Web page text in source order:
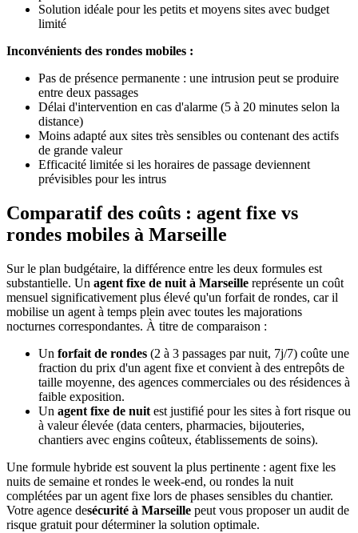
Solution idéale pour les petits et moyens sites avec budget
limité
Inconvénients des rondes mobiles :
Pas de présence permanente : une intrusion peut se produire
entre deux passages
Délai d'intervention en cas d'alarme (5 à 20 minutes selon la
distance)
Moins adapté aux sites très sensibles ou contenant des actifs
de grande valeur
Efficacité limitée si les horaires de passage deviennent
prévisibles pour les intrus
Comparatif des coûts : agent fixe vs
rondes mobiles à Marseille
Sur le plan budgétaire, la différence entre les deux formules est
substantielle. Un agent fixe de nuit à Marseille représente un coût
mensuel significativement plus élevé qu'un forfait de rondes, car il
mobilise un agent à temps plein avec toutes les majorations
nocturnes correspondantes. À titre de comparaison :
Un forfait de rondes (2 à 3 passages par nuit, 7j/7) coûte une
fraction du prix d'un agent fixe et convient à des entrepôts de
taille moyenne, des agences commerciales ou des résidences à
faible exposition.
Un agent fixe de nuit est justifié pour les sites à fort risque ou
à valeur élevée (data centers, pharmacies, bijouteries,
chantiers avec engins coûteux, établissements de soins).
Une formule hybride est souvent la plus pertinente : agent fixe les
nuits de semaine et rondes le week-end, ou rondes la nuit
complétées par un agent fixe lors de phases sensibles du chantier.
Votre agence desécurité à Marseille peut vous proposer un audit de
risque gratuit pour déterminer la solution optimale.